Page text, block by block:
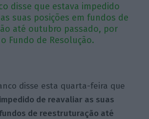
disse que estava impedido
suas posições em fundos de
até outubro passado, por
Fundo de Resolução.
disse esta quarta-feira que
de reavaliar as suas
de reestruturação até